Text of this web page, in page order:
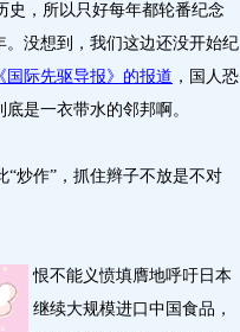
，所以只好每年都轮番纪念
没想到，我们这边还没开始纪
《国际先驱导报》的报道 ，国人恐
是一衣带水的邻邦啊。
炒作”，抓住辫子不放是不对
恨不能义愤填膺地呼吁日本
继续大规模进口中国食品，